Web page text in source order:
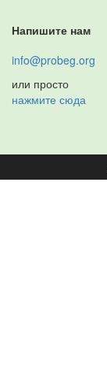
Напишите нам
info@probeg.org
или просто
нажмите сюда